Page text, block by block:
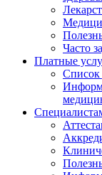
Часто
Платные
Список